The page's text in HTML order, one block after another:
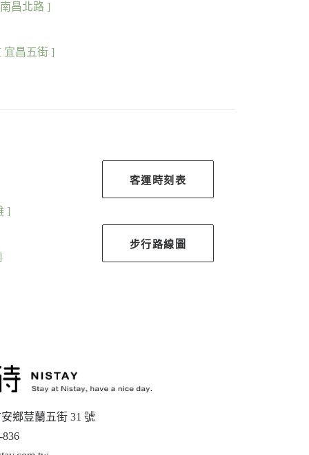
昌北路 ]
宜昌五街 ]
]
客運時刻表
步行路線圖
鄉荳蘭五街 31 號
836